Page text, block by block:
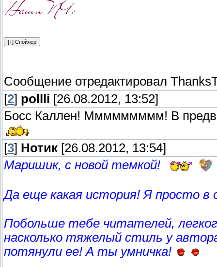
Сообщение отредактировал
[2] pollli [26.08.2012, 13:52]
Босс Каллен! Ммммммммм! В
[3] Нотик [26.08.2012, 13:54]
Маришик, с новой темкой!
Да еще какая история! Я просто
Побольше тебе читателей,
насколько тяжелый стиль у
потянули ее! А ты умничка!